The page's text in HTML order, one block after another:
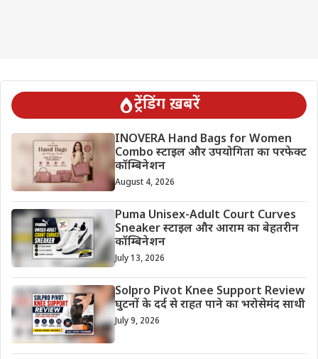
ट्रेंडिंग ख़बरें
INOVERA Hand Bags for Women
Combo स्टाइल और उपयोगिता का परफेक्ट
कॉम्बिनेशन
August 4, 2026
Puma Unisex-Adult Court Curves
Sneaker स्टाइल और आराम का बेहतरीन
कॉम्बिनेशन
July 13, 2026
Solpro Pivot Knee Support Review
घुटनों के दर्द से राहत पाने का भरोसेमंद साथी
July 9, 2026